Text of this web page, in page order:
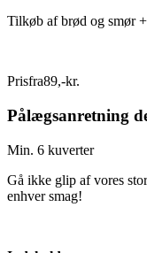
Tilkøb af brød og smør
Prisfra89,-kr.
Pålægsanretning
Min. 6 kuverter
Gå ikke glip af vores
enhver smag!